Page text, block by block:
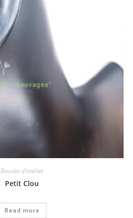
Boucles d'oreilles
Petit Clou
Read more